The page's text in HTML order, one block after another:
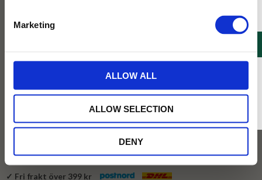
Marketing
ALLOW ALL
ALLOW SELECTION
DENY
199KR
Lägg till i favoriter
BEVAKA
✓ Fri frakt över 399 kr
Tillfälligt slut online
* Rabatten gäller endast online på Tehusetjava.se. Rabatten fungerar endast på